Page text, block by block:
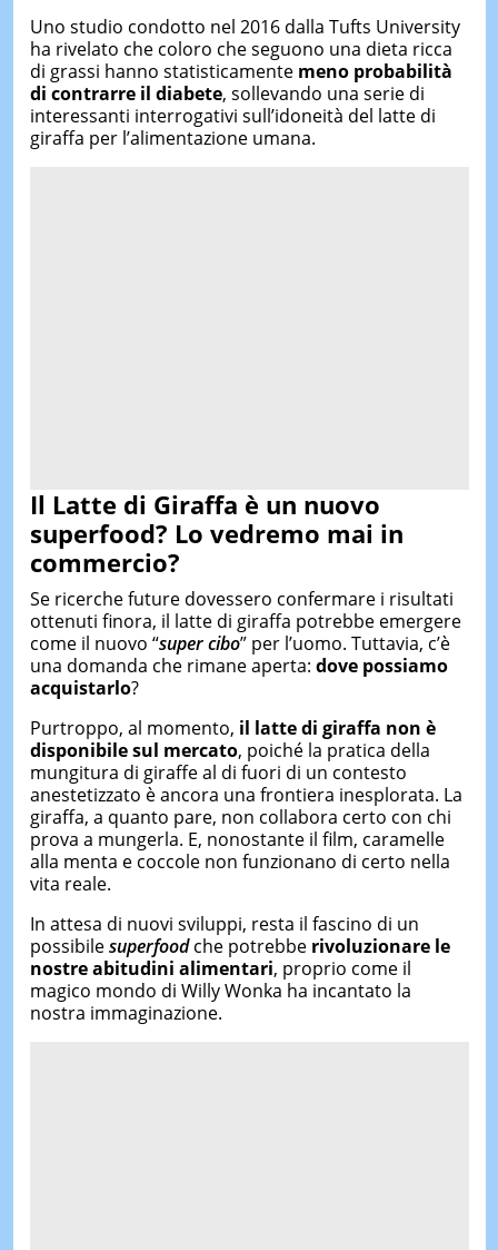
Uno studio condotto nel 2016 dalla Tufts University
ha rivelato che coloro che seguono una dieta ricca
di grassi hanno statisticamente meno probabilità
di contrarre il diabete, sollevando una serie di
interessanti interrogativi sull’idoneità del latte di
giraffa per l’alimentazione umana.
Il Latte di Giraffa è un nuovo
superfood? Lo vedremo mai in
commercio?
Se ricerche future dovessero confermare i risultati
ottenuti finora, il latte di giraffa potrebbe emergere
come il nuovo “super cibo” per l’uomo. Tuttavia, c’è
una domanda che rimane aperta: dove possiamo
acquistarlo?
Purtroppo, al momento, il latte di giraffa non è
disponibile sul mercato, poiché la pratica della
mungitura di giraffe al di fuori di un contesto
anestetizzato è ancora una frontiera inesplorata. La
giraffa, a quanto pare, non collabora certo con chi
prova a mungerla. E, nonostante il film, caramelle
alla menta e coccole non funzionano di certo nella
vita reale.
In attesa di nuovi sviluppi, resta il fascino di un
possibilesuperfoodche potrebbe rivoluzionare le
nostre abitudini alimentari, proprio come il
magico mondo di Willy Wonka ha incantato la
nostra immaginazione.